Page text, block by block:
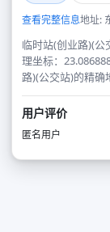
查看完整信息地址:
临时站(创业路)(
理坐标：
路)(公交站)的精确
用户评价
匿名用户